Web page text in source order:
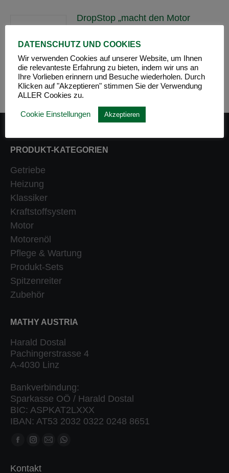
DropStop „macht den Motor
11. April 2014
PRODUKT-KATEGORIEN
Getriebe
Heizung
Klassiker
Kraftstoffsystem
Motor
Motorenöl
Pflege & Wartung
Produkt-Sets
Spitzenreiter
Zubehör
MATHY AUSTRIA
Harald Dostal
Pachingerstrasse 4
A-4030 Linz
Bankverbindung:
Sparkasse OÖ / Harald Dostal
BIC: ASPKAT2LXXX
IBAN: AT53 2032 0322 0248 8651
Finden Sie uns auf:
Facebook
Instagram
MailWhatsapp
Kontakt
DATENSCHUTZ UND COOKIES
Wir verwenden Cookies auf unserer Website, um Ihnen
die relevanteste Erfahrung zu bieten, indem wir uns an
Ihre Vorlieben erinnern und Besuche wiederholen. Durch
Klicken auf "Akzeptieren" stimmen Sie der Verwendung
ALLER Cookies zu.
Cookie Einstellungen Akzeptieren